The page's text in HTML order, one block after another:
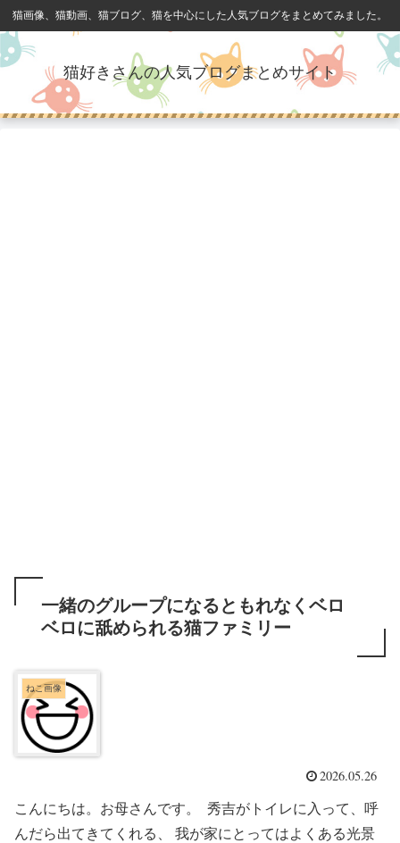
猫画像、猫動画、猫ブログ、猫を中心にした人気ブログをまとめてみました。
猫好きさんの人気ブログまとめサイト
一緒のグループになるともれなくベロ
ベロに舐められる猫ファミリー
ねこ画像
2026.05.26
こんにちは。お母さんです。 秀吉がトイレに入って、呼
んだら出てきてくれる、 我が家にとってはよくある光景